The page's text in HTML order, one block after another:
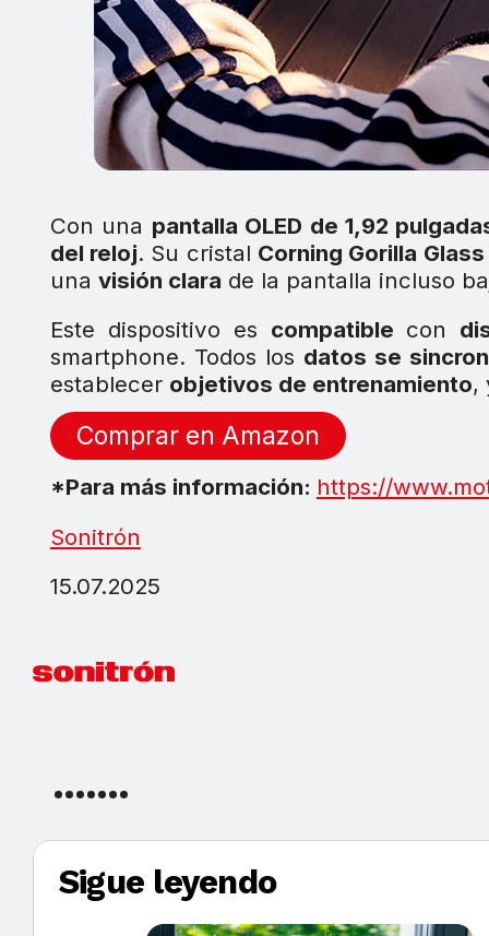
Con una pantalla OLED de 1,92
del reloj. Su cristal Corning Gorilla
una visión clara de la pantalla incluso
Este dispositivo es compatible con
smartphone. Todos los datos se
establecer objetivos de entrenamiento,
Comprar en Amazon
*Para más información: https://
Sonitrón
15.07.2025
Sigue leyendo